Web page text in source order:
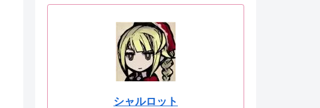
シャルロット